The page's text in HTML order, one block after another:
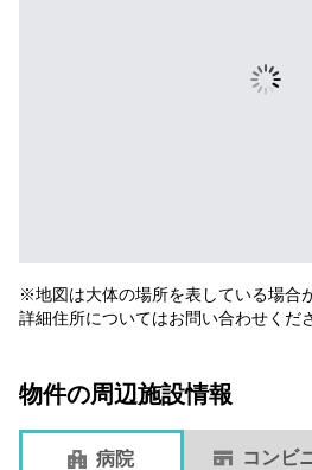
※地図は大体の場所を表している場合
詳細住所についてはお問い合わせくだ
物件の周辺施設情報
病院 コンビ